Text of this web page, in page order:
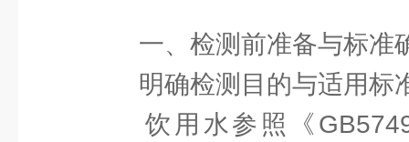
一、检测前准备与标准
明确检测目的与适用标
饮用水参照《